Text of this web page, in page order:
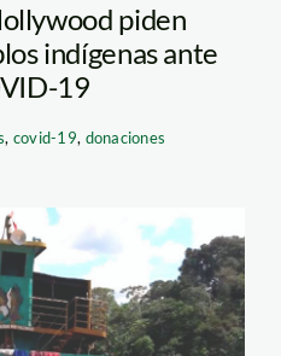
piden
indígenas ante
19
, covid-19, donaciones